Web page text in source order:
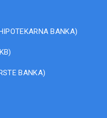
BANKA)
BANKA)